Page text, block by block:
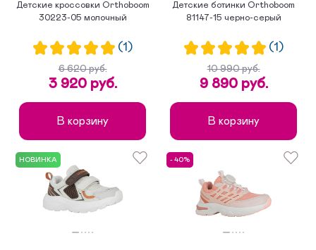
Детские кроссовки Orthoboom
30223-05 молочный
(1)
6 620 руб.
3 920 руб.
В корзину
Детские ботинки Orthoboom
81147-15 черно-серый
(1)
10 990 руб.
9 890 руб.
В корзину
НОВИНКА - 40%